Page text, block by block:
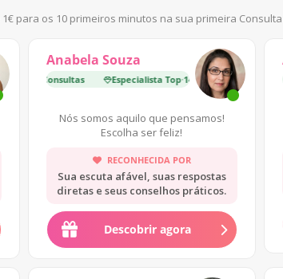
para os 10 primeiros minutos na sua primeira
Anabela Souza
000 Consultas Especialista Top ·14 000 Consultas
Nós somos aquilo que pensamos!
Escolha ser feliz!
RECONHECIDA POR
Sua escuta afável, suas respostas
diretas e seus conselhos práticos.
Descobrir agora